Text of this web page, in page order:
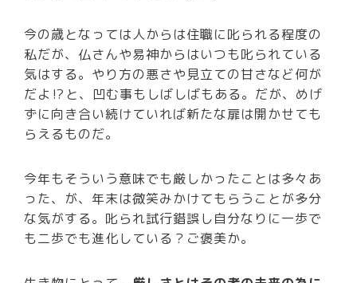
今の歳となっては人からは住職に叱られる程度の
私だが、仏さんや易神からはいつも叱られている
気はする。やり方の悪さや見立ての甘さなど何が
だよ⁉と、凹む事もしばしばもある。だが、めげ
ずに向き合い続けていれば新たな扉は開かせても
らえるものだ。
今年もそういう意味でも厳しかったことは多々あ
った、が、年末は微笑みかけてもらうことが多分
な気がする。叱られ試行錯誤し自分なりに一歩で
も二歩でも進化している？ご褒美か。